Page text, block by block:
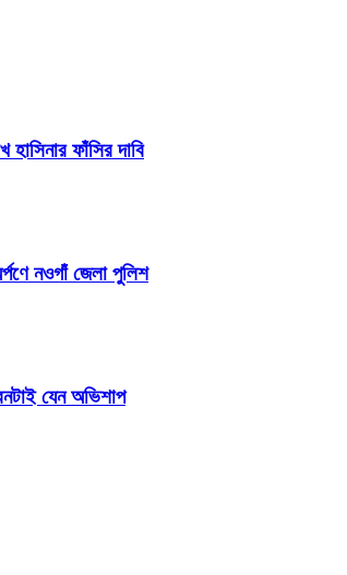
ফাঁসির দাবি
নওগাঁ জেলা পুলিশ
যেন অভিশাপ